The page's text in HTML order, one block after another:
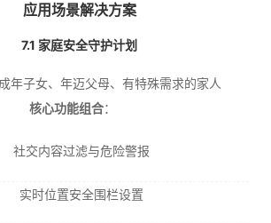
应用场景解决方案
7.1 家庭安全守护计划
年子女、年迈父母、有特殊需求的家人
核心功能组合：
社交内容过滤与危险警报
实时位置安全围栏设置